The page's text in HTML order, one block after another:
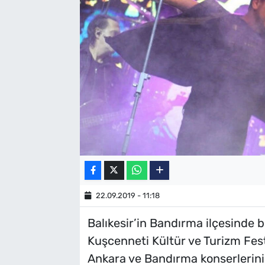
22.09.2019 - 11:18
Balıkesir’in Bandırma ilçesinde
Kuşcenneti Kültür ve Turizm
Ankara ve Bandırma
TV REHBERİ